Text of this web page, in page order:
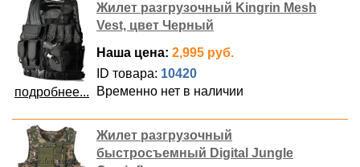
подробнее...
Жилет разгрузочный Kingrin Mesh
Vest, цвет Черный
Наша цена: 2,995 руб.
ID товара: 10420
Временно нет в наличии
Жилет разгрузочный
быстросъемный Digital Jungle